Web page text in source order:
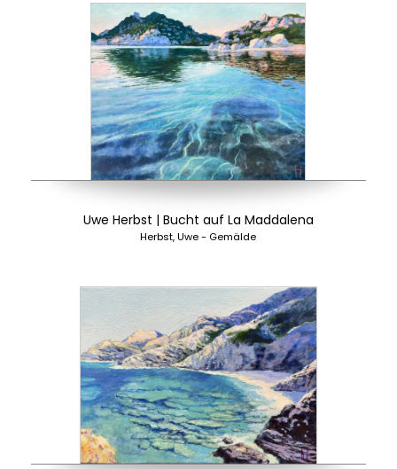
Uwe Herbst | Bucht auf La Maddalena
Herbst, Uwe - Gemälde